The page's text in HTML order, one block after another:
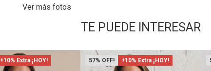
Ver más fotos
TE PUEDE INTERESAR
+10% Extra ¡HOY! 57 +10% Extra ¡HOY!